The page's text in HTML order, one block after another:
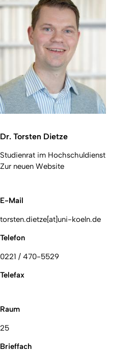
Dr. Torsten Dietze
Studienrat im Hochschuldienst
Zur neuen Website
E-Mail
torsten.dietze[at]uni-koeln.de
Telefon
0221 / 470-5529
Telefax
Raum
25
Brieffach